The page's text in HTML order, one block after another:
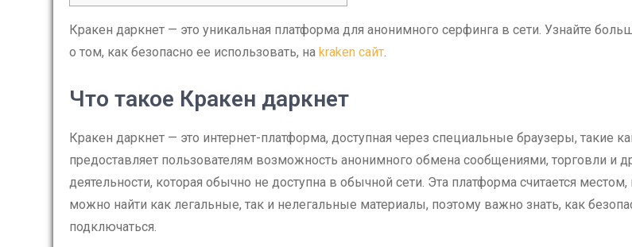
Кракен даркнет — это уникальная платформа для анонимного серфинга в сети. Узнайте
о том, как безопасно ее использовать, на kraken сайт.
Что такое Кракен даркнет
Кракен даркнет — это интернет-платформа, доступная через специальные браузеры, такие
предоставляет пользователям возможность анонимного обмена сообщениями, торговли и
деятельности, которая обычно не доступна в обычной сети. Эта платформа считается местом,
можно найти как легальные, так и нелегальные материалы, поэтому важно знать, как
подключаться.